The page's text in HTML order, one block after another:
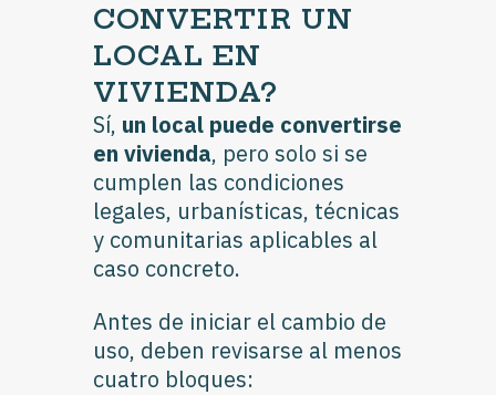
CONVERTIR UN
LOCAL EN
VIVIENDA?
Sí, un local puede convertirse
en vivienda, pero solo si se
cumplen las condiciones
legales, urbanísticas, técnicas
y comunitarias aplicables al
caso concreto.
Antes de iniciar el cambio de
uso, deben revisarse al menos
cuatro bloques: